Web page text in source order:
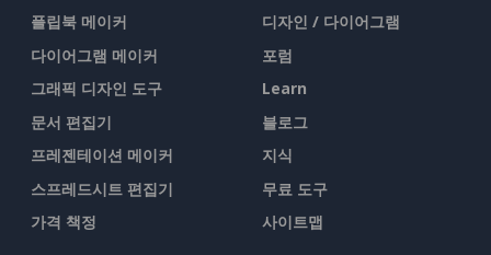
플립북 메이커
다이어그램 메이커
그래픽 디자인 도구
문서 편집기
프레젠테이션 메이커
스프레드시트 편집기
가격 책정
디자인 / 다이어그램
포럼
Learn
블로그
지식
무료 도구
사이트맵